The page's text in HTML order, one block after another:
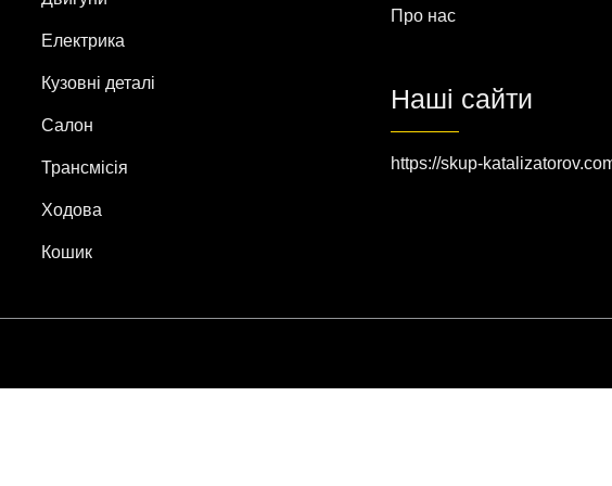
Електрика
Кузовні деталі
Салон
Трансмісія
Ходова
Кошик
Про нас
Наші сайти
https://skup-